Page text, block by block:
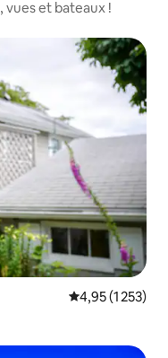
vues et bateaux !
Évaluation
4,95 (1 253)